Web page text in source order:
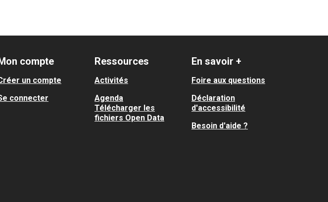
compte
un compte
connecter
Ressources
Activités
Agenda
Télécharger les
fichiers Open Data
En savoir +
Foire aux questions
Déclaration
d'accessibilité
Besoin d'aide ?